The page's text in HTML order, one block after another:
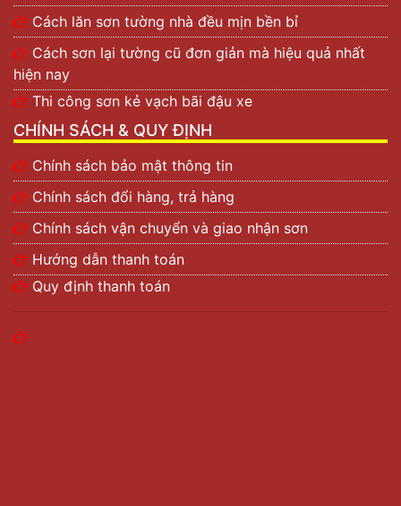
Cách lăn sơn tường nhà đều mịn bền bỉ
Cách sơn lại tường cũ đơn giản mà hiệu quả nhất
hiện nay
Thi công sơn kẻ vạch bãi đậu xe
CHÍNH SÁCH & QUY ĐỊNH
Chính sách bảo mật thông tin
Chính sách đổi hàng, trả hàng
Chính sách vận chuyển và giao nhận sơn
Hướng dẫn thanh toán
Quy định thanh toán